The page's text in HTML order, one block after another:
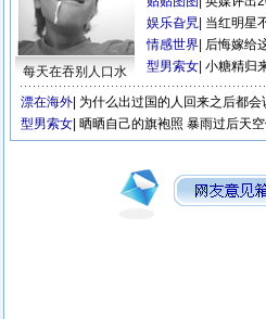
每天在吞别人口水
娱乐旮旯 当红明星
情感世界 后悔嫁给
型男索女 小糖精归
漂在海外 为什么出过国的人回来之后都会
型男索女 晒晒自己的旗袍照 暴雨过后天